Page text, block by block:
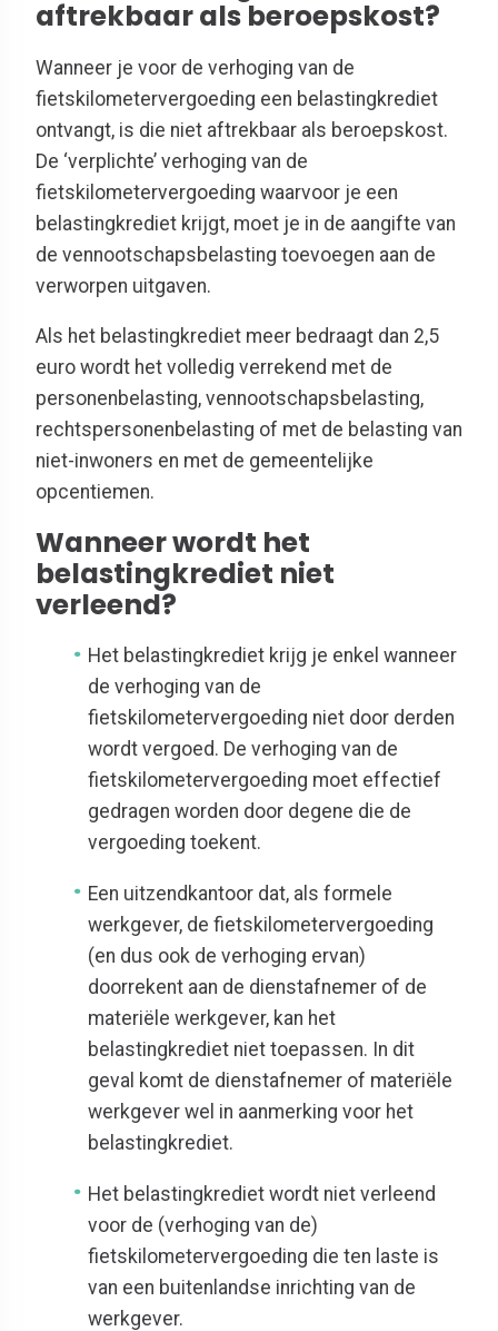
aftrekbaar als beroepskost?
Wanneer je voor de verhoging van de
fietskilometervergoeding een belastingkrediet
ontvangt, is die niet aftrekbaar als beroepskost.
De ‘verplichte’ verhoging van de
fietskilometervergoeding waarvoor je een
belastingkrediet krijgt, moet je in de aangifte van
de vennootschapsbelasting toevoegen aan de
verworpen uitgaven.
Als het belastingkrediet meer bedraagt dan 2,5
euro wordt het volledig verrekend met de
personenbelasting, vennootschapsbelasting,
rechtspersonenbelasting of met de belasting van
niet-inwoners en met de gemeentelijke
opcentiemen.
Wanneer wordt het
belastingkrediet niet
verleend?
Het belastingkrediet krijg je enkel wanneer
de verhoging van de
fietskilometervergoeding niet door derden
wordt vergoed. De verhoging van de
fietskilometervergoeding moet effectief
gedragen worden door degene die de
vergoeding toekent.
Een uitzendkantoor dat, als formele
werkgever, de fietskilometervergoeding
(en dus ook de verhoging ervan)
doorrekent aan de dienstafnemer of de
materiële werkgever, kan het
belastingkrediet niet toepassen. In dit
geval komt de dienstafnemer of materiële
werkgever wel in aanmerking voor het
belastingkrediet.
Het belastingkrediet wordt niet verleend
voor de (verhoging van de)
fietskilometervergoeding die ten laste is
van een buitenlandse inrichting van de
werkgever.